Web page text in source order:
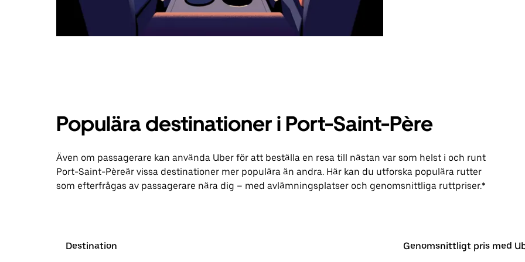
Populära destinationer i Port-Saint-Père
Även om passagerare kan använda Uber för att beställa en resa till nästan var som helst i och runt
Port-Saint-Pèreär vissa destinationer mer populära än andra. Här kan du utforska populära rutter
som efterfrågas av passagerare nära dig – med avlämningsplatser och genomsnittliga ruttpriser.*
Destination Genomsnittligt pris med